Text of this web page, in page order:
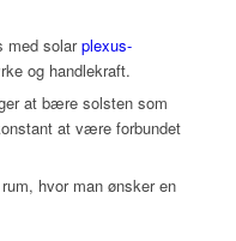
med solarplexus-
og handlekraft.
at bære solsten som
at være forbundet
hvor man ønsker en